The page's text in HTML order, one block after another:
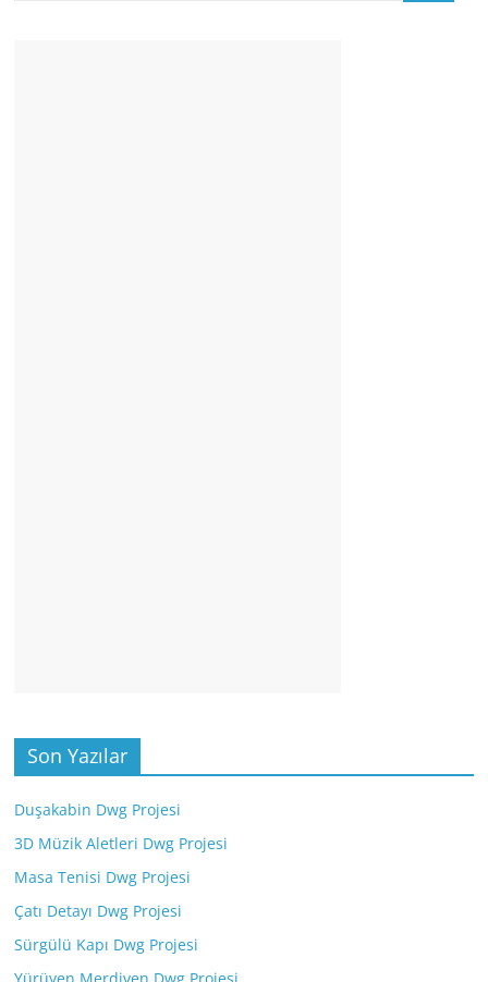
Son Yazılar
Duşakabin Dwg Projesi
3D Müzik Aletleri Dwg Projesi
Masa Tenisi Dwg Projesi
Çatı Detayı Dwg Projesi
Sürgülü Kapı Dwg Projesi